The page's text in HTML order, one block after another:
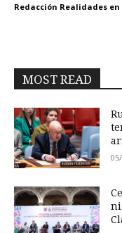
Redacción Realidades en
MOST READ
ni